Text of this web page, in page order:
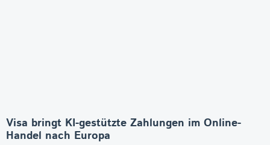
Visa bringt KI-gestützte Zahlungen im Online-
Handel nach Europa